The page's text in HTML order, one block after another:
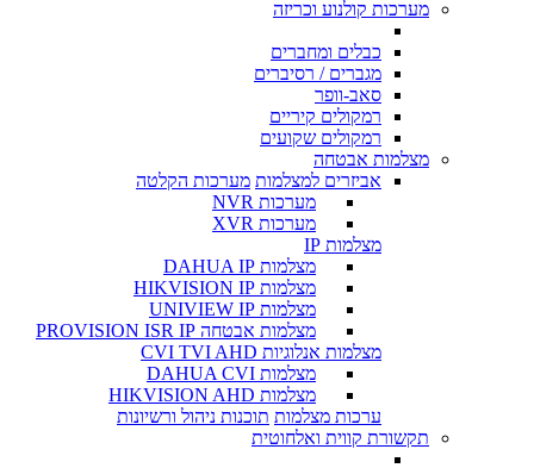
מערכות קולנוע וכריזה
כבלים ומחברים
מגברים / רסיברים
סאב-וופר
רמקולים קיריים
רמקולים שקועים
מצלמות אבטחה
אביזרים למצלמות מערכות הקלטה
מערכות NVR
מערכות XVR
מצלמות IP
מצלמות DAHUA IP
מצלמות HIKVISION IP
מצלמות UNIVIEW IP
מצלמות אבטחה PROVISION ISR IP
מצלמות אנלוגיות CVI TVI AHD
מצלמות DAHUA CVI
מצלמות HIKVISION AHD
ערכות מצלמות תוכנות ניהול ורשיונות
תקשורת קווית ואלחוטית